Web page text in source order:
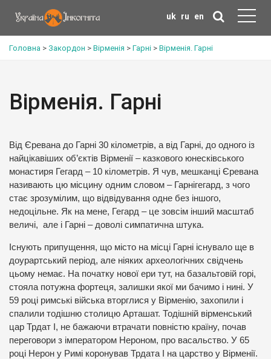
uk ru en
Головна > Закордон > Вірменія > Гарні > Вірменія. Гарні
Вірменія. Гарні
Від Єревана до Гарні 30 кілометрів, а від Гарні, до одного із
найцікавіших об’єктів Вірменії – казкового юнесківського
монастиря Гегард – 10 кілометрів. Я чув, мешканці Єревана
називають цю місцину одним словом – Гарнігегард, з чого
стає зрозумілим, що відвідування одне без іншого,
недоцільне. Як на мене, Гегард – це зовсім інший масштаб
величі, але і Гарні – доволі симпатична штука.
Існують припущення, що місто на місці Гарні існувало ще в
доурартський період, але ніяких археологічних свідчень
цьому немає. На початку нової ери тут, на базальтовій горі,
стояла потужна фортеця, залишки якої ми бачимо і нині. У
59 році римські війська вторглися у Вірменію, захопили і
спалили тодішню столицю Арташат. Тодішній вірменський
цар Трдат І, не бажаючи втрачати повністю країну, почав
переговори з імператором Нероном, про васальство. У 65
році Нерон у Римі коронував Трдата І на царство у Вірменії.